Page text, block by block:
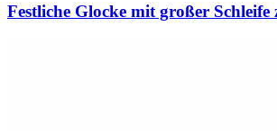
Festliche Glocke mit großer Schleife